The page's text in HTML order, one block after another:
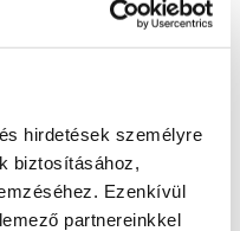
hirdetések személyre
biztosításához,
Ezenkívül
partnereinkkel